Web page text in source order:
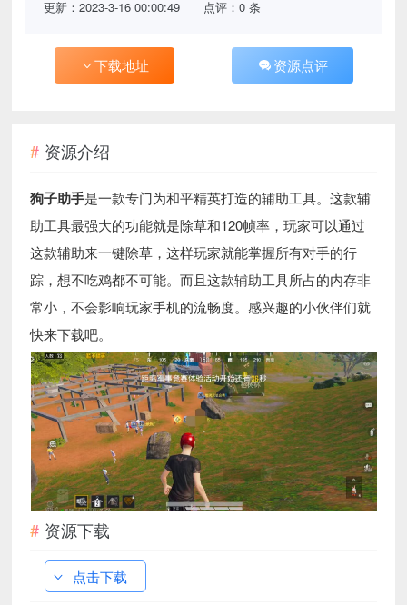
更新：2023-3-16 00:00:49 点评：0 条
下载地址 资源点评
资源介绍
狗子助手是一款专门为和平精英打造的辅助工具。这款辅
助工具最强大的功能就是除草和120帧率，玩家可以通过
这款辅助来一键除草，这样玩家就能掌握所有对手的行
踪，想不吃鸡都不可能。而且这款辅助工具所占的内存非
常小，不会影响玩家手机的流畅度。感兴趣的小伙伴们就
快来下载吧。
资源下载
点击下载